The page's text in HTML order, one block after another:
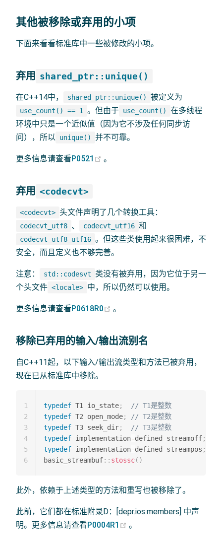
其他被移除或弃用的小项
下面来看看标准库中一些被修改的小项。
弃用 shared_ptr::unique()
在C++14中， shared_ptr::unique() 被定义为
use_count() == 1 。但由于 use_count()
在多线程
环境中只是一个近似值（因为它不涉及任何同步访
问），所以
unique() 并不可靠。
更多信息请查看P0521 (opens new window)
。
弃用 <codecvt>
<codecvt> 头文件声明了几个转换工具：
codecvt_utf8 、 codecvt_utf16 和
codecvt_utf8_utf16 。但这些类使用起来很困难，不
安全，而且定义也不够完善。
注意： std::codesvt
类没有被弃用，因为它位于另一
个头文件 <locale> 中，所以仍然可以使用。
更多信息请查看P0618R0 (opens new window)
。
移除已弃用的输入/输出流别名
自C++11起，以下输入/输出流类型和方法已被弃用，
现在已从标准库中移除。
typedef T1 io_state;
// T1是整数
typedef T2 open_mode;
// T2是整数
typedef T3 seek_dir;
// T3是整数
typedef implementation-defined streamoff;
typedef implementation-defined streampos ;
basic_streambuf:: stossc( )
1
2
3
4
5
6
此外，依赖于上述类型的方法和重写也被移除了。
此前，它们都在标准附录D：[depr.ios.members] 中声
明。更多信息请查看P0004R1 (opens new window)
。